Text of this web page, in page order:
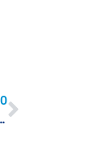
e visitação dos espaços museais e acervos históricos institucionais